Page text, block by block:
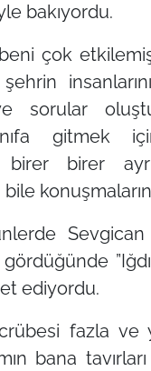
bakıyordu.
çok
sorular
gitmek
birer birer
ediyordu.
fazla ve
bana